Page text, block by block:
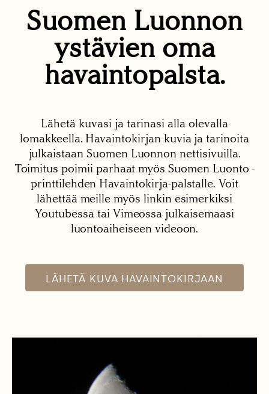
Suomen Luonnon
ystävien oma
havaintopalsta.
Lähetä kuvasi ja tarinasi alla olevalla
lomakkeella. Havaintokirjan kuvia ja tarinoita
julkaistaan Suomen Luonnon nettisivuilla.
Toimitus poimii parhaat myös Suomen Luonto -
printtilehden Havaintokirja-palstalle. Voit
lähettää meille myös linkin esimerkiksi
Youtubessa tai Vimeossa julkaisemaasi
luontoaiheiseen videoon.
LÄHETÄ KUVA HAVAINTOKIRJAAN